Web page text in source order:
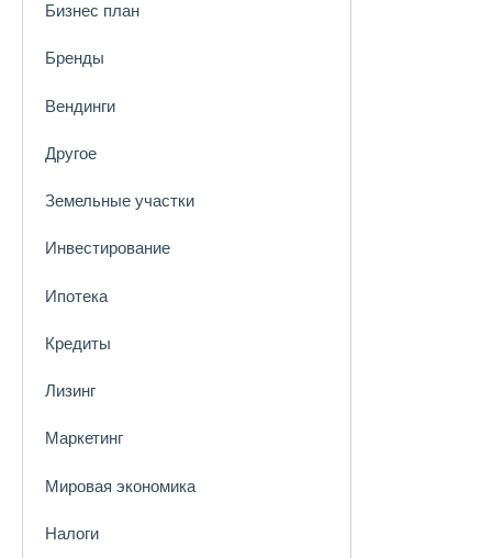
Бизнес план
Бренды
Вендинги
Другое
Земельные участки
Инвестирование
Ипотека
Кредиты
Лизинг
Маркетинг
Мировая экономика
Налоги